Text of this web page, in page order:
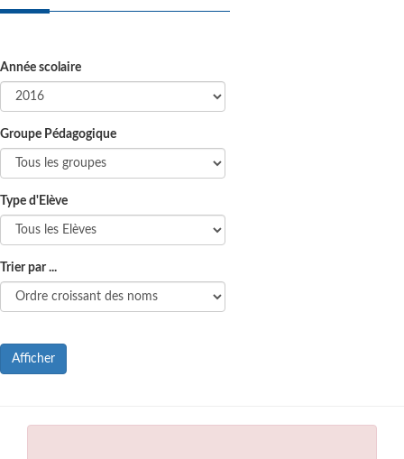
Année scolaire
Groupe Pédagogique
Type d'Elève
Trier par ...
Afficher